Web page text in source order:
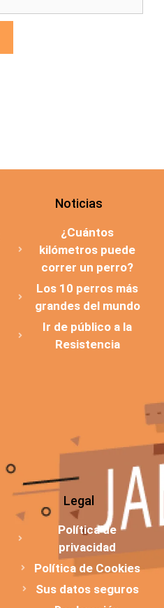
Noticias
¿Cuántos
kilómetros puede
correr un perro?
Los 10 perros más
grandes del mundo
Ir de público a la
Resistencia
Legal
Política de
privacidad
Política de Cookies
Sus datos seguros